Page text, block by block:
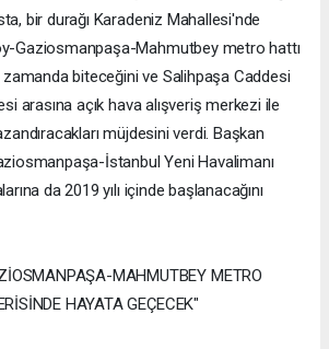
bir durağı Karadeniz Mahallesi'nde
Gaziosmanpaşa-Mahmutbey metro hattı
zamanda biteceğini ve Salihpaşa Caddesi
arasına açık hava alışveriş merkezi ile
müjdesini verdi. Başkan
İstanbul Yeni Havalimanı
da 2019 yılı içinde başlanacağını
MAHMUTBEY METRO
HAYATA GEÇECEK"